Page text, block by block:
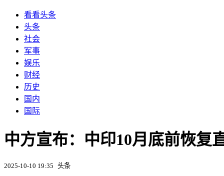
看看头条
头条
社会
军事
娱乐
财经
历史
国内
国际
中方宣布：中印10月底前恢复
2025-10-10 19:35 头条